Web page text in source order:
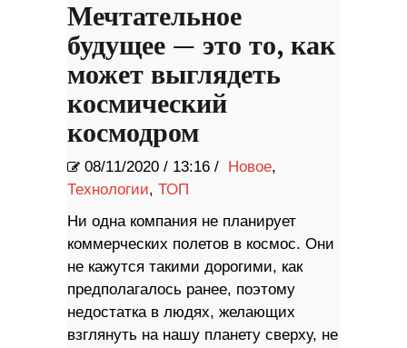
Мечтательное
будущее — это то, как
может выглядеть
космический
космодром
08/11/2020 / 13:16 / Новое,
Технологии, ТОП
Ни одна компания не планирует
коммерческих полетов в космос. Они
не кажутся такими дорогими, как
предполагалось ранее, поэтому
недостатка в людях, желающих
взглянуть на нашу планету сверху, не